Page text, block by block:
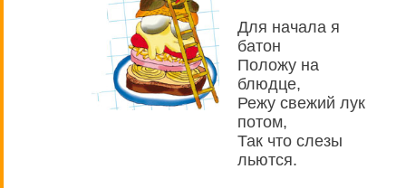
Для начала я
батон
Положу на
блюдце,
Режу свежий лук
потом,
Так что слезы
льются.